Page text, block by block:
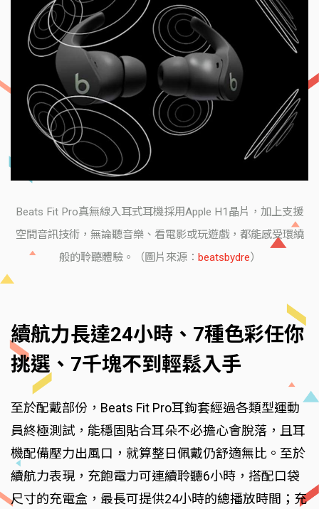
Beats Fit Pro真無線入耳式耳機採用Apple H1晶片，加上支援
空間音訊技術，無論聽音樂、看電影或玩遊戲，都能感受環繞
般的聆聽體驗。（圖片來源： beatsbydre）
續航力長達24小時、7種色彩任你
挑選、7千塊不到輕鬆入手
至於配戴部份，Beats Fit Pro耳鉤套經過各類型運動
員終極測試，能穩固貼合耳朵不必擔心會脫落，且耳
機配備壓力出風口，就算整日佩戴仍舒適無比。至於
續航力表現，充飽電力可連續聆聽6小時，搭配口袋
尺寸的充電盒，最長可提供24小時的總播放時間；充